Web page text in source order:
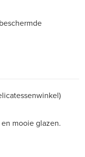
mooie glazen.